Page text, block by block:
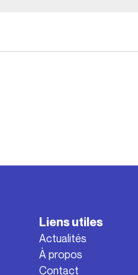
Liens utiles
Actualités
À propos
Contact